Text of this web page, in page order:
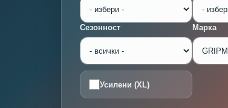
Сезонност Марка
Усилени (XL)